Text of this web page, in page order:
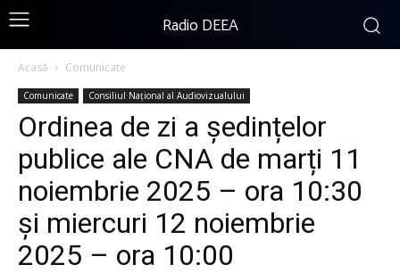
Radio DEEA
Acasă Comunicate
Comunicate Consiliul Național al Audiovizualului
Ordinea de zi a ședințelor
publice ale CNA de marți 11
noiembrie 2025 – ora 10:30
și miercuri 12 noiembrie
2025 – ora 10:00